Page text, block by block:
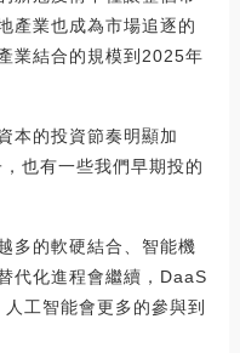
產業也成為市場追逐的
業結合的規模到2025年
本的投資節奏明顯加
也有一些我們早期投的
多的軟硬結合、智能機
代化進程會繼續，DaaS
工智能會更多的參與到